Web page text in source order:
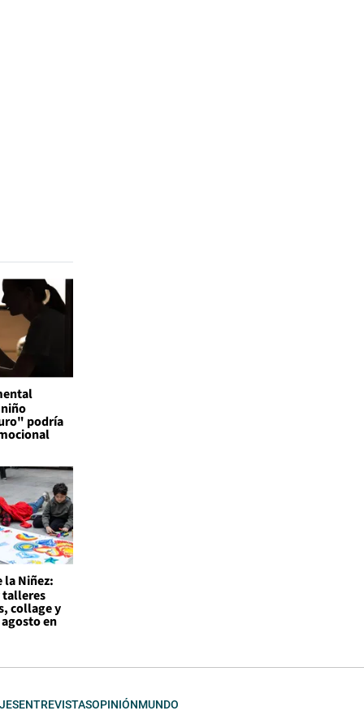
podría
la Niñez:
collage y
en
ENTREVISTASOPINIÓNMUNDO